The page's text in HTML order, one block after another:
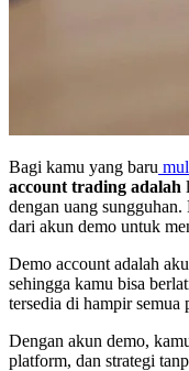
Bagi kamu yang baru
account trading adalah
dengan uang
dari akun demo untuk
Demo account adalah
sehingga kamu bisa
tersedia di hampir
Dengan akun demo,
platform, dan strategi